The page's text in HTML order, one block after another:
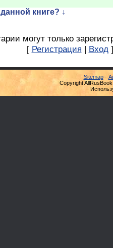
книге? ↓
могут только
[ Регистрация | Вход ]
Sitemap-
Copyright